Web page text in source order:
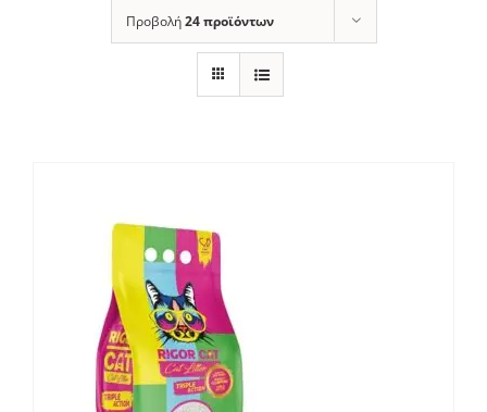
Προβολή24 προϊόντων